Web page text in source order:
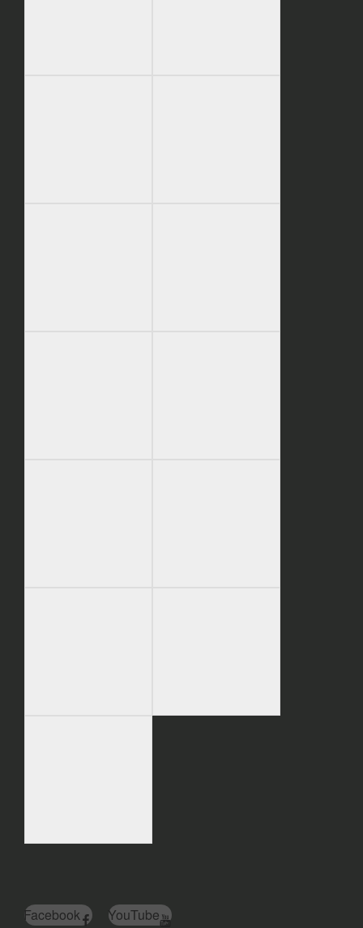
Facebook YouTube